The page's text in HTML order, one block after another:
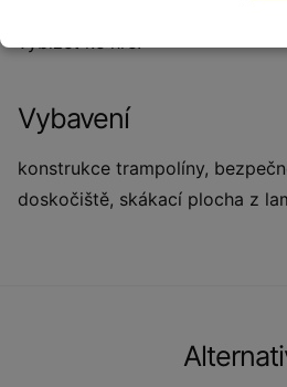
vybízet ke hře.
Vybavení
konstrukce trampolíny,
doskočiště, skákací plocha z